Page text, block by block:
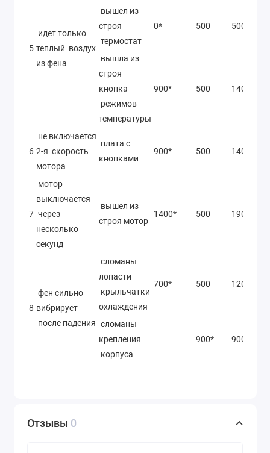
5
идет только
теплый воздух
из фена
вышел из
строя
термостат
0* 500 500*
вышла из
строя
кнопка
режимов
температуры
900* 500 1400*
6
не включается
2-я скорость
мотора
плата с
кнопками
900* 500 1400*
7
мотор
выключается
через
несколько
секунд
вышел из
строя мотор
1400* 500 1900*
8
фен сильно
вибрирует
после падения
сломаны
лопасти
крыльчатки
охлаждения
700* 500 120*
сломаны
крепления
корпуса
900* 900*
Отзывы 0